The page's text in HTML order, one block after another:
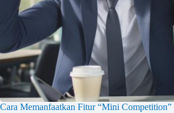
Cara Memanfaatkan Fitur “Mini